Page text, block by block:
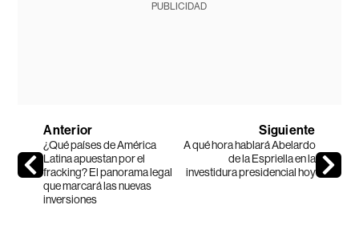
PUBLICIDAD
Anterior
¿Qué países de América
Latina apuestan por el
fracking? El panorama legal
que marcará las nuevas
inversiones
Siguiente
A qué hora hablará Abelardo
de la Espriella en la
investidura presidencial hoy